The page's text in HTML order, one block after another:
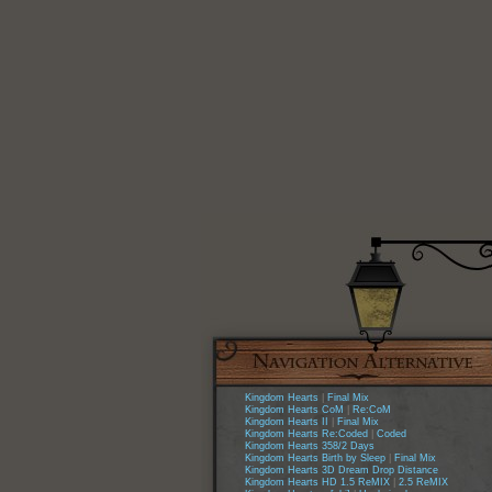
Kingdom Hearts
Final Mix
Kingdom Hearts CoM
Re:CoM
Kingdom Hearts II
Final Mix
Kingdom Hearts Re:Coded
Coded
Kingdom Hearts 358/2 Days
Kingdom Hearts Birth by Sleep|
Final Mix
Kingdom Hearts 3D Dream Drop Distance
Kingdom Hearts HD 1.5 ReMIX| 2.5 ReMIX